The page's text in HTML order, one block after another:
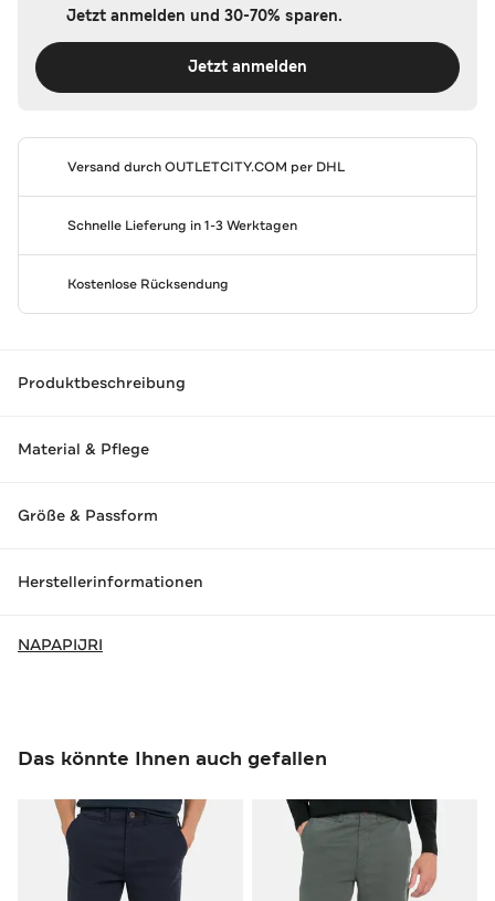
Jetzt anmelden und 30-70% sparen.
Jetzt anmelden
Versand durchOUTLETCITY.COM per DHL
Schnelle Lieferung in 1-3 Werktagen
Kostenlose Rücksendung
Produktbeschreibung
Material & Pflege
Größe & Passform
Herstellerinformationen
NAPAPIJRI
Das könnte Ihnen auch gefallen